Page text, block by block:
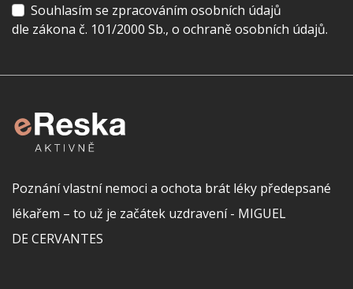
Souhlasím se zpracováním osobních údajů
dle zákona č. 101/2000 Sb., o ochraně osobních údajů.
Poznání vlastní nemoci a ochota brát léky předepsané
lékařem – to už je začátek uzdravení - MIGUEL
DE CERVANTES